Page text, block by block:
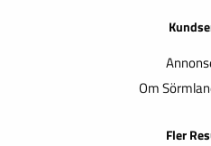
Om
Fler